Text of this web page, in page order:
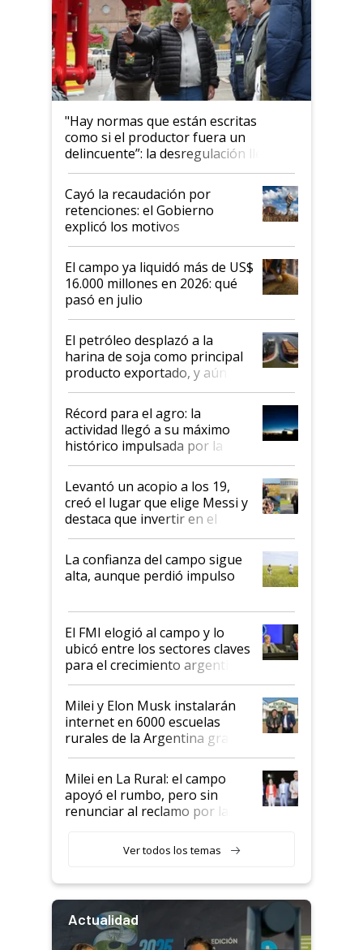
"Hay normas que están escritas
como si el productor fuera un
delincuente”: la desregulación llegó
al Congreso Aapresid y hasta se
habló del financiamiento al IPCVA
Cayó la recaudación por
retenciones: el Gobierno
explicó los motivos
El campo ya liquidó más de US$
16.000 millones en 2026: qué
pasó en julio
El petróleo desplazó a la
harina de soja como principal
producto exportado, y aún así
el agro aportó casi seis de cada
diez dólares y sostuvo el
liderazgo en un semestre
récord
Récord para el agro: la
actividad llegó a su máximo
histórico impulsada por la
cosecha y las exportaciones
Levantó un acopio a los 19,
creó el lugar que elige Messi y
destaca que invertir en el
kirchnerismo era como "darle
plata a un hijo para droga":
Juan Félix Rossetti, el libertario
que de una dura crisis salió
de Milei
La confianza del campo sigue
alta, aunque perdió impulso
El FMI elogió al campo y lo
ubicó entre los sectores claves
para el crecimiento argentino
Milei y Elon Musk instalarán
internet en 6000 escuelas
rurales de la Argentina gracias
a un acuerdo con Starlink
Milei en La Rural: el campo
apoyó el rumbo, pero sin
renunciar al reclamo por las
Ver todos los temas
Actualidad